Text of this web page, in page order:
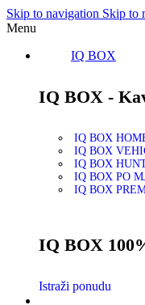
Skip to navigation Skip to
Menu
IQ BOX
IQ BOX -
IQ BOX
IQ BOX
IQ BOX
IQ BOX PO
IQ BOX
IQ BOX
Istraži ponudu